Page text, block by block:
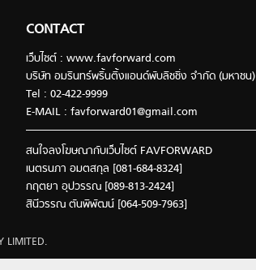
CONTACT
เว็บไซต์ : www.favforward.com
บริษัท อมรินทร์พริ้นติ้งแอนด์พับลิชชิ่ง จำกัด (มหาชน)
Tel : 02-422-9999
E-MAIL : favforward01@gmail.com
สนใจลงโฆษณากับเว็บไซต์ FAVFORWARD
เนตรนภา อมตสกุล [081-684-8324]
กฤตยา อุปวรรณ [089-813-2424]
สินีวรรณ ตันพิพัฒน์ [064-509-7963]
LIMITED.